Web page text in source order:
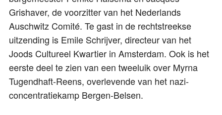
Grishaver, de voorzitter van het Nederlands
Auschwitz Comité. Te gast in de rechtstreekse
uitzending is Emile Schrijver, directeur van het
Joods Cultureel Kwartier in Amsterdam. Ook is het
eerste deel te zien van een tweeluik over Myrna
Tugendhaft-Reens, overlevende van het nazi-
concentratiekamp Bergen-Belsen.